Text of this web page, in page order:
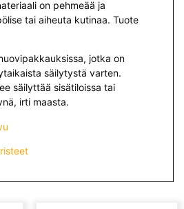
on pehmeää ja
tai aiheuta kutinaa. Tuote
jotka on
säilytystä varten.
säilyttää sisätiloissa tai
irti maasta.